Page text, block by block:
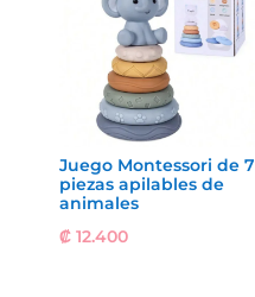
Juego Montessori de 7
piezas apilables de
animales
₡ 12.400